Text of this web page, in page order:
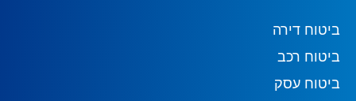
ביטוח דירה
ביטוח רכב
ביטוח עסק